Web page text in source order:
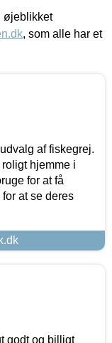
øjeblikket
, som alle har et
af fiskegrej.
hjemme i
for at få
at se deres
godt og billigt